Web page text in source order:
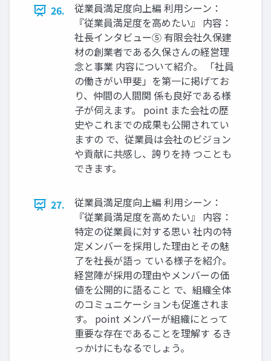
26.
従業員満⾜度向上編 利⽤シーン：
『従業員満⾜度を⾼めたい』 内容：
社⻑インタビュー⑤ 有限会社久保建
材の創業者である久保さんの経営理
念と事業 内容について紹介。 「社員
の働きがい甲斐」を第⼀に掲げてお
り、仲間の⼈間関 係も良好である様
⼦が伺えます。 point また会社の歴
史やこれまでの成果も公開されてい
ますの で、従業員は会社のビジョン
や貢献に共感し、誇りを持 つことも
できます。
27.
従業員満⾜度向上編 利⽤シーン：
『従業員満⾜度を⾼めたい』 内容：
特定の従業員に対する思い 社内の特
定メンバーを採⽤した理由とその魅
了を社⻑が語っ ている様⼦を紹介。
経営陣が採⽤の理由やメンバーの価
値を公開的に語ること で、組織全体
のコミュニケーションも促進されま
す。 point メンバーが組織にとって
重要な存在であることを理解す るき
っかけにもなるでしょう。